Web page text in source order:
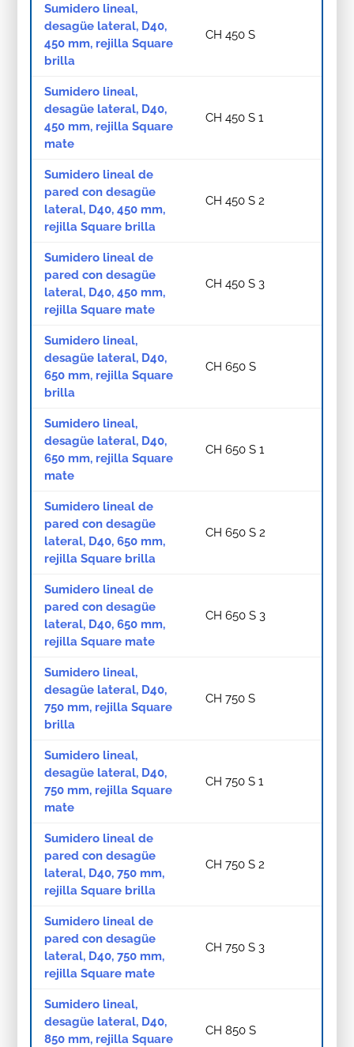
Sumidero lineal,
desagüe lateral, D40,
450 mm, rejilla Square
brilla
CH 450 S
Sumidero lineal,
desagüe lateral, D40,
450 mm, rejilla Square
mate
CH 450 S 1
Sumidero lineal de
pared con desagüe
lateral, D40, 450 mm,
rejilla Square brilla
CH 450 S 2
Sumidero lineal de
pared con desagüe
lateral, D40, 450 mm,
rejilla Square mate
CH 450 S 3
Sumidero lineal,
desagüe lateral, D40,
650 mm, rejilla Square
brilla
CH 650 S
Sumidero lineal,
desagüe lateral, D40,
650 mm, rejilla Square
mate
CH 650 S 1
Sumidero lineal de
pared con desagüe
lateral, D40, 650 mm,
rejilla Square brilla
CH 650 S 2
Sumidero lineal de
pared con desagüe
lateral, D40, 650 mm,
rejilla Square mate
CH 650 S 3
Sumidero lineal,
desagüe lateral, D40,
750 mm, rejilla Square
brilla
CH 750 S
Sumidero lineal,
desagüe lateral, D40,
750 mm, rejilla Square
mate
CH 750 S 1
Sumidero lineal de
pared con desagüe
lateral, D40, 750 mm,
rejilla Square brilla
CH 750 S 2
Sumidero lineal de
pared con desagüe
lateral, D40, 750 mm,
rejilla Square mate
CH 750 S 3
Sumidero lineal,
desagüe lateral, D40,
850 mm, rejilla Square
CH 850 S